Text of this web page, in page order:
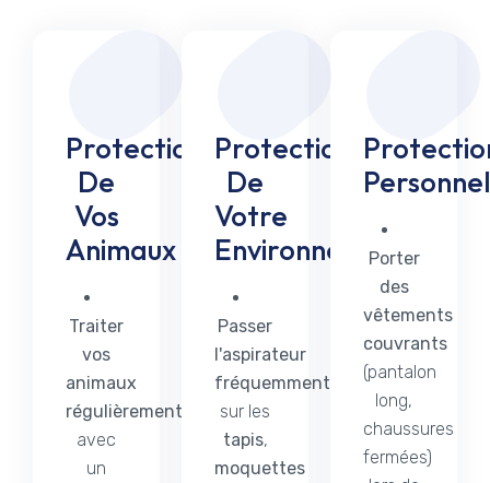
Protection
De
Vos
Animaux
Traiter
vos
animaux
régulièrement
avec
un
Protection
De
Votre
Environnement
Passer
l'aspirateur
fréquemment
sur les
tapis,
moquettes
Porter
des
vêtements
couvrants
(pantalon
long,
chaussures
fermées)